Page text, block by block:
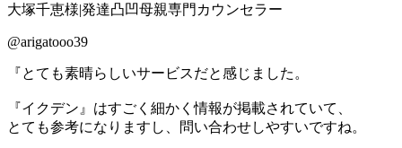
大塚千恵様|発達凸凹母親専門カウンセラー
@arigatooo39
『とても素晴らしいサービスだと感じました。
『イクデン』はすごく細かく情報が掲載されていて、
とても参考になりますし、問い合わせしやすいですね。